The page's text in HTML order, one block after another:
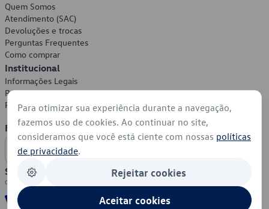
Quem Somos
Atendimento (SAC)
Devoluções e trocas
Perguntas Frequentes
Como comprar
Institucional
Informações Legais
Política de Privacidade
Política de Cookies
Formas de Pagamento
Segurança
Para otimizar sua experiência durante a navegação,
fazemos uso de cookies. Ao continuar no site,
consideramos que você está ciente com nossas políticas
de privacidade.
Rejeitar cookies
Aceitar cookies